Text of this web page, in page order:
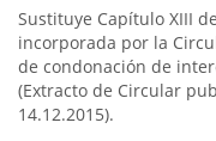
Sustituye Capítulo XIII
incorporada por la
de condonación de
(Extracto de Circular
14.12.2015).